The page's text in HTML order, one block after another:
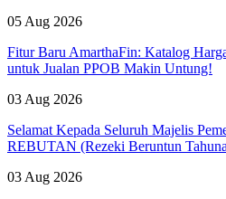
05 Aug 2026
Fitur Baru AmarthaFin: Katalog
untuk Jualan PPOB Makin Untung!
03 Aug 2026
Selamat Kepada Seluruh Majelis
REBUTAN (Rezeki Beruntun
03 Aug 2026